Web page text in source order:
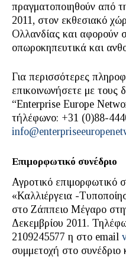
πραγματοποιηθούν από
2011, στον εκθεσιακό
Ολλανδίας και αφορούν
οπωροκηπευτικά και
Για περισσότερες
επικοινωνήσετε με τους
“Enterprise Europe
τήλέφωνο: +31 (0)88-
Επιμορφωτικό συνέδριο
Αγροτικό επιμορφωτικό
«Καλλιέργεια -
στο Ζάππειο Μέγαρο
Δεκεμβρίου 2011.
2109245577 η στο email
συμμετοχή στο συνέδριο